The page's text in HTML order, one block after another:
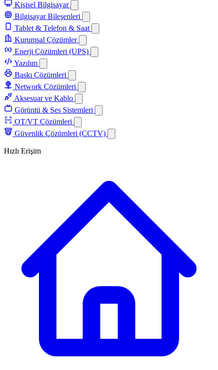
Kişisel Bilgisayar
Bilgisayar Bileşenleri
Tablet & Telefon & Saat
Kurumsal Çözümler
Enerji Çözümleri (UPS)
Yazılım
Baskı Çözümleri
Network Çözümleri
Aksesuar ve Kablo
Görüntü & Ses Sistemleri
OT/VT Çözümleri
Güvenlik Çözümleri (CCTV)
Hızlı Erişim